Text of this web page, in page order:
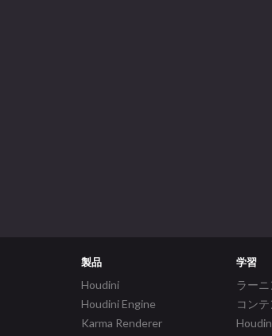
製品
Houdini
Houdini Engine
Karma Renderer
学習
ラー
コン